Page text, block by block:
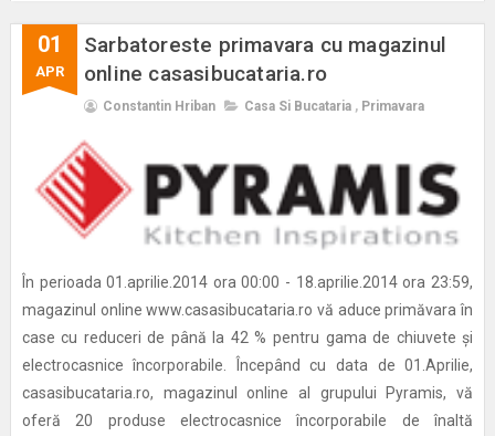
01
APR
Sarbatoreste primavara cu magazinul
online casasibucataria.ro
Constantin Hriban Casa Si Bucataria , Primavara
În perioada 01.aprilie.2014 ora 00:00 - 18.aprilie.2014 ora 23:59,
magazinul online www.casasibucataria.ro vă aduce primăvara în
case cu reduceri de până la 42 % pentru gama de chiuvete și
electrocasnice încorporabile. Începând cu data de 01.Aprilie,
casasibucataria.ro, magazinul online al grupului Pyramis, vă
oferă 20 produse electrocasnice încorporabile de înaltă